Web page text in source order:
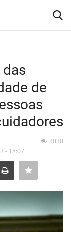
de
- 18:07
3030